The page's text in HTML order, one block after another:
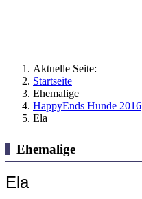
Aktuelle Seite:
Startseite
Ehemalige
HappyEnds Hunde 2016
Ela
Ehemalige
Ela